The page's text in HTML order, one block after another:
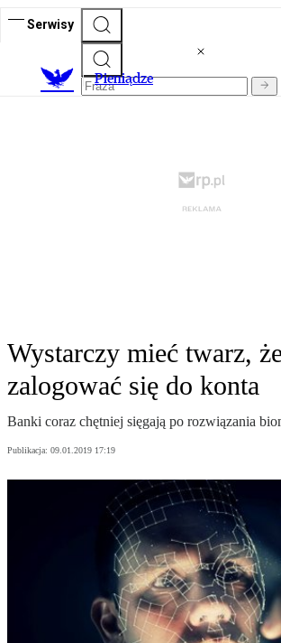
Serwisy
Pieniądze
Wystarczy mieć twarz,
zalogować się do konta
Banki coraz chętniej sięgają po rozwiązania
Publikacja: 09.01.2019 17:19